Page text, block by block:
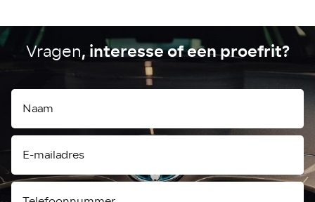
Vragen, interesse of een proefrit?